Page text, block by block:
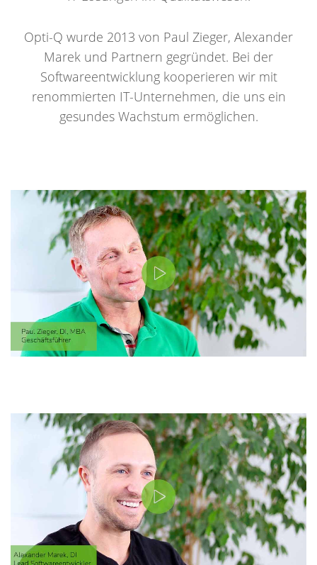
Opti-Q wurde 2013 von Paul Zieger, Alexander
Marek und Partnern gegründet. Bei der
Softwareentwicklung kooperieren wir mit
renommierten IT-Unternehmen, die uns ein
gesundes Wachstum ermöglichen.